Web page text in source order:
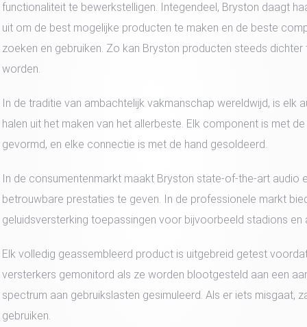
functionaliteit te bewerkstelligen. Integendeel, Bryston daagt
uit om de best mogelijke producten te maken en de beste
zoeken en gebruiken. Zo kan Bryston producten steeds
worden.
In de traditie van ambachtelijk vakmanschap wereldwijd, is
halen uit het maken van het allerbeste. Elk component is met
gevormd, en elke connectie is met de hand gesoldeerd.
In de consumentenmarkt maakt Bryston state-of-the-art
betrouwbare prestaties te geven. In de professionele markt
geluidsversterking toepassingen voor bijvoorbeeld stadions en
Elk volledig geassembleerd product is uitgebreid getest
versterkers gemonitord als ze worden blootgesteld aan een
spectrum aan gebruikslasten gesimuleerd. Als er iets
gebruiken.